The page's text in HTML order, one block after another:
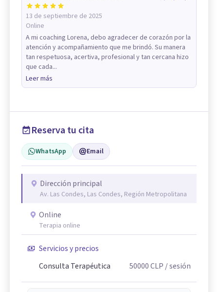
13 de septiembre de 2025
Online
A mi coaching Lorena, debo agradecer de corazón por la
atención y acompañamiento que me brindó. Su manera
tan respetuosa, acertiva, profesional y tan cercana hizo
que cada...
Leer más
Reserva tu cita
WhatsApp Email
Dirección principal
Av. Las Condes, Las Condes, Región Metropolitana
Online
Terapia online
Servicios y precios
Consulta Terapéutica
50000CLP / sesión